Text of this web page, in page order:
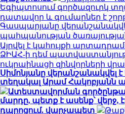
Եգիպտոսում գործազուրկ
դատավոր և գումարներ է
Գասպարյանը
պահպանության
Այրվել է կահույքի
ՁԻԱՀ-ի դեմ
ուկրաինացի զինվորների վրա
Սիմոնյանը վերանշանակվել
տեղակալ Արամ Հակոբյանն
Ատեստավորման
մարդը, պետք է ասենք՝ վերջ,
դպրոցում. վարչապետ